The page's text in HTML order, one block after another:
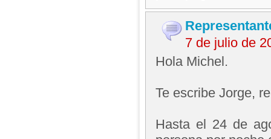
7 de julio de
Hola Michel.
Te escribe Jorge,
Hasta el 24 de